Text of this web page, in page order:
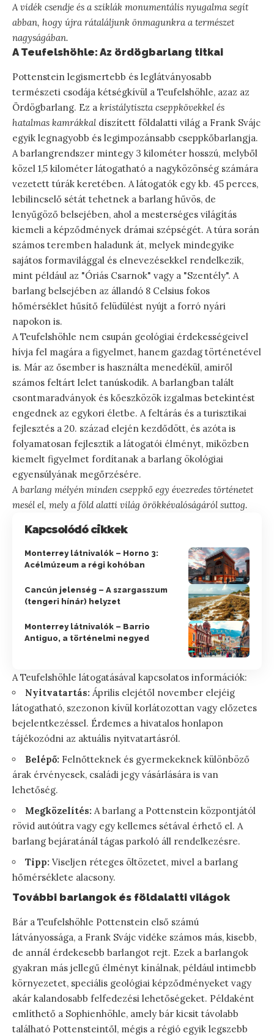
A vidék csendje és a sziklák monumentális nyugalma segít
abban, hogy újra rátaláljunk önmagunkra a természet
nagyságában.
A Teufelshöhle: Az ördögbarlang titkai
Pottenstein legismertebb és leglátványosabb
természeti csodája kétségkívül a Teufelshöhle, azaz az
Ördögbarlang. Ez a kristálytiszta cseppkövekkel és
hatalmas kamrákkal díszített földalatti világ a Frank Svájc
egyik legnagyobb és legimpozánsabb cseppkőbarlangja.
A barlangrendszer mintegy 3 kilométer hosszú, melyből
közel 1,5 kilométer látogatható a nagyközönség számára
vezetett túrák keretében. A látogatók egy kb. 45 perces,
lebilincselő sétát tehetnek a barlang hűvös, de
lenyűgöző belsejében, ahol a mesterséges világítás
kiemeli a képződmények drámai szépségét. A túra során
számos teremben haladunk át, melyek mindegyike
sajátos formavilággal és elnevezésekkel rendelkezik,
mint például az "Óriás Csarnok" vagy a "Szentély". A
barlang belsejében az állandó 8 Celsius fokos
hőmérséklet hűsítő felüdülést nyújt a forró nyári
napokon is.
A Teufelshöhle nem csupán geológiai érdekességeivel
hívja fel magára a figyelmet, hanem gazdag történetével
is. Már az ősember is használta menedékül, amiről
számos feltárt lelet tanúskodik. A barlangban talált
csontmaradványok és kőeszközök izgalmas betekintést
engednek az egykori életbe. A feltárás és a turisztikai
fejlesztés a 20. század elején kezdődött, és azóta is
folyamatosan fejlesztik a látogatói élményt, miközben
kiemelt figyelmet fordítanak a barlang ökológiai
egyensúlyának megőrzésére.
A barlang mélyén minden cseppkő egy évezredes történetet
mesél el, mely a föld alatti világ örökkévalóságáról suttog.
Kapcsolódó cikkek
Monterrey látnivalók – Horno 3:
Acélmúzeum a régi kohóban
Cancún jelenség – A szargasszum
(tengeri hínár) helyzet
Monterrey látnivalók – Barrio
Antiguo, a történelmi negyed
A Teufelshöhle látogatásával kapcsolatos információk:
Nyitvatartás: Április elejétől november elejéig
látogatható, szezonon kívül korlátozottan vagy előzetes
bejelentkezéssel. Érdemes a hivatalos honlapon
tájékozódni az aktuális nyitvatartásról.
Belépő: Felnőtteknek és gyermekeknek különböző
árak érvényesek, családi jegy vásárlására is van
lehetőség.
Megközelítés: A barlang a Pottenstein központjától
rövid autóútra vagy egy kellemes sétával érhető el. A
barlang bejáratánál tágas parkoló áll rendelkezésre.
Tipp: Viseljen réteges öltözetet, mivel a barlang
hőmérséklete alacsony.
További barlangok és földalatti világok
Bár a Teufelshöhle Pottenstein első számú
látványossága, a Frank Svájc vidéke számos más, kisebb,
de annál érdekesebb barlangot rejt. Ezek a barlangok
gyakran más jellegű élményt kínálnak, például intimebb
környezetet, speciális geológiai képződményeket vagy
akár kalandosabb felfedezési lehetőségeket. Példaként
említhető a Sophienhöhle, amely bár kicsit távolabb
található Pottensteintől, mégis a régió egyik legszebb